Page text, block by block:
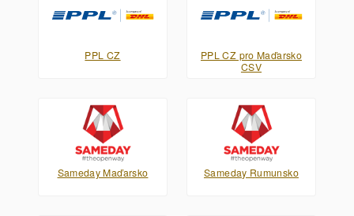
PPL CZ
PPL CZ pro Maďarsko
CSV
Sameday Maďarsko Sameday Rumunsko